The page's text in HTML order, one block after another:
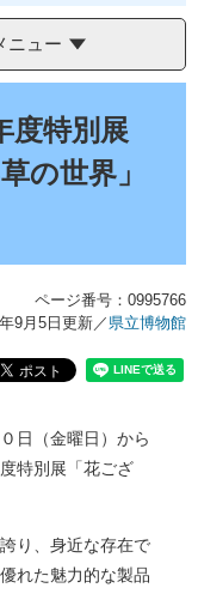
ニュー
度特別展
の世界」
ページ番号：0995766
9月5日更新／ 県立博物館
日（金曜日）から
度特別展「花ござ
り、身近な存在で
れた魅力的な製品